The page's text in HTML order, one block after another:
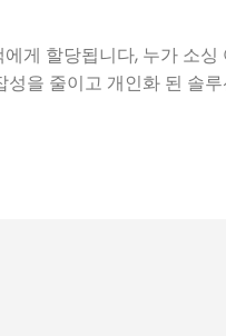
게 할당됩니다, 누가 소싱
을 줄이고 개인화 된 솔루